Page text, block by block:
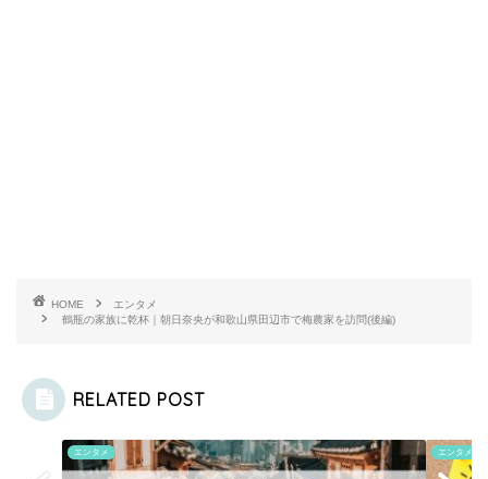
HOME
エンタメ
鶴瓶の家族に乾杯｜朝日奈央が和歌山県田辺市で梅農家を訪問(後編)
RELATED POST
エンタメ エンタメ